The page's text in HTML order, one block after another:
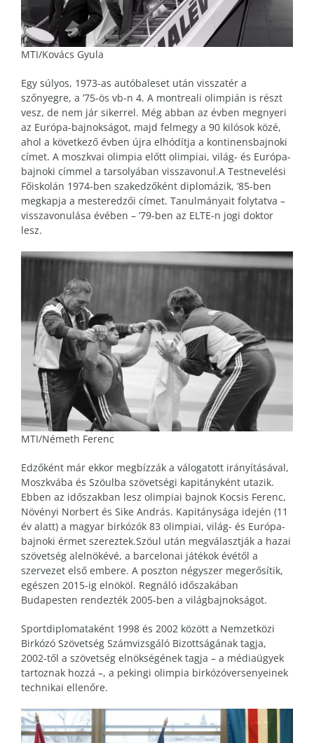
MTI/Kovács Gyula
Egy súlyos, 1973-as autóbaleset után visszatér a
szőnyegre, a ’75-ös vb-n 4. A montreali olimpián is részt
vesz, de nem jár sikerrel. Még abban az évben megnyeri
az Európa-bajnokságot, majd felmegy a 90 kilósok közé,
ahol a következő évben újra elhódítja a kontinensbajnoki
címet. A moszkvai olimpia előtt olimpiai, világ- és Európa-
bajnoki címmel a tarsolyában visszavonul.A Testnevelési
Főiskolán 1974-ben szakedzőként diplomázik, ’85-ben
megkapja a mesteredzői címet. Tanulmányait folytatva –
visszavonulása évében – ’79-ben az ELTE-n jogi doktor
lesz.
MTI/Németh Ferenc
Edzőként már ekkor megbízzák a válogatott irányításával,
Moszkvába és Szöulba szövetségi kapitányként utazik.
Ebben az időszakban lesz olimpiai bajnok Kocsis Ferenc,
Növényi Norbert és Sike András. Kapitánysága idején (11
év alatt) a magyar birkózók 83 olimpiai, világ- és Európa-
bajnoki érmet szereztek.Szöul után megválasztják a hazai
szövetség alelnökévé, a barcelonai játékok évétől a
szervezet első embere. A poszton négyszer megerősítik,
egészen 2015-ig elnököl. Regnáló időszakában
Budapesten rendezték 2005-ben a világbajnokságot.
Sportdiplomataként 1998 és 2002 között a Nemzetközi
Birkózó Szövetség Számvizsgáló Bizottságának tagja,
2002-től a szövetség elnökségének tagja – a médiaügyek
tartoznak hozzá –, a pekingi olimpia birkózóversenyeinek
technikai ellenőre.